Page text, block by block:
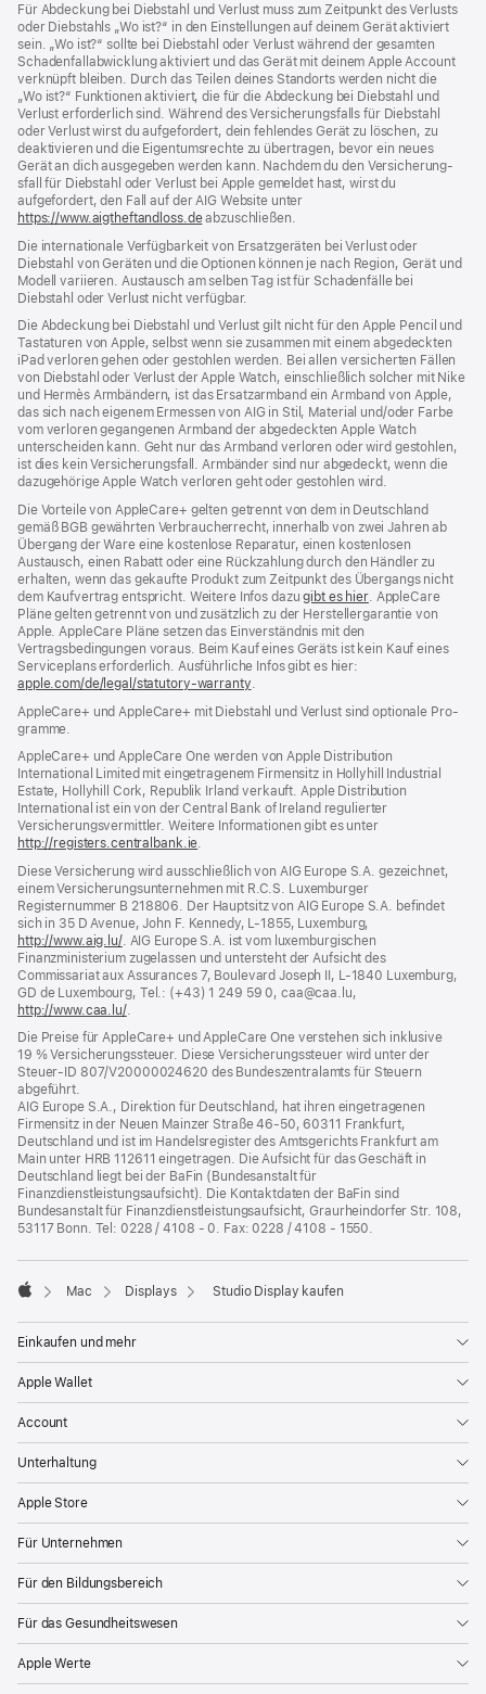
Für Abdeckung bei Diebstahl und Verlust muss zum Zeit­punkt des Verlusts
oder Dieb­stahls „Wo ist?“ in den Einstellungen auf deinem Gerät aktiviert
sein. „Wo ist?“ sollte bei Diebstahl oder Verlust während der gesamten
Schadenfallabwicklung aktiviert und das Gerät mit deinem Apple Account
verknüpft bleiben. Durch das Teilen deines Standorts werden nicht die
„Wo ist?“ Funktionen aktiviert, die für die Abdeckung bei Diebstahl und
Verlust erforderlich sind. Während des Versicherungs­falls für Diebstahl
oder Verlust wirst du aufgefordert, dein fehlendes Gerät zu löschen, zu
deaktivieren und die Eigentums­rechte zu übertragen, bevor ein neues
Gerät an dich ausgegeben werden kann. Nachdem du den Versicherung­
sfall für Diebstahl oder Verlust bei Apple gemeldet hast, wirst du
aufgefordert, den Fall auf der AIG Website unter
https://www.aigtheftandloss.de(Öffnet
neues
Fenster)
abzuschließen.
Die internationale Verfügbarkeit von Ersatzgeräten bei Verlust oder
Diebstahl von Geräten und die Optionen können je nach Region, Gerät und
Modell variieren. Austausch am selben Tag ist für Schadenfälle bei
Diebstahl oder Verlust nicht verfügbar.
Die Abdeckung bei Diebstahl und Verlust gilt nicht für den Apple Pencil und
Tastaturen von Apple, selbst wenn sie zusammen mit einem abgedeckten
iPad verloren gehen oder gestohlen werden. Bei allen versicherten Fällen
von Diebstahl oder Verlust der Apple Watch, einschließlich solcher mit Nike
und Hermès Armbändern, ist das Ersatzarmband ein Armband von Apple,
das sich nach eigenem Ermessen von AIG in Stil, Material und/oder Farbe
vom verloren gegangenen Armband der abgedeckten Apple Watch
unterscheiden kann. Geht nur das Armband verloren oder wird gestohlen,
ist dies kein Versicherungsfall. Armbänder sind nur abgedeckt, wenn die
dazugehörige Apple Watch verloren geht oder gestohlen wird.
Die Vorteile von AppleCare+ gelten getrennt von dem in Deutschland
gemäß BGB gewährten Verbraucher­recht, inner­halb von zwei Jahren ab
Übergang der Ware eine kosten­lose Reparatur, einen kosten­losen
Austausch, einen Rabatt oder eine Rück­zahlung durch den Händler zu
erhalten, wenn das gekaufte Produkt zum Zeit­punkt des Übergangs nicht
dem Kauf­vertrag ent­spricht. Weitere Infos dazugibt es hier(Öffnet
ein
Fenster)
. AppleCare
Pläne gelten getrennt von und zu­sätz­lich zu der Hersteller­garantie von
Apple. AppleCare Pläne setzen das Einverständnis mit den
Vertragsbedingungen voraus. Beim Kauf eines Geräts ist kein Kauf eines
Serviceplans erfor­der­lich. Ausführliche Infos gibt es hier:
apple.com/de/legal/statutory-warranty(Öffnet
neues
.
AppleCare+ und AppleCare+ mit Dieb­stahl und Verlust sind optionale Pro­
gramme.
AppleCare+ und AppleCare One werden von Apple Distribution
International Limited mit eingetragenem Firmensitz in Hollyhill Industrial
Estate, Hollyhill Cork, Republik Irland verkauft. Apple Distribution
International ist ein von der Central Bank of Ireland regulierter
Versicherungsvermittler. Weitere Informationen gibt es unter
http://registers.centralbank.ie(Öffnet
neues
Fenster)
.
Diese Versicherung wird ausschließlich von AIG Europe S.A. gezeichnet,
einem Versicherungsunternehmen mit R.C.S. Luxemburger
Registernummer B 218806. Der Hauptsitz von AIG Europe S.A. befindet
sich in 35 D Avenue, John F. Kennedy, L‑1855, Luxemburg,
http://www.aig.lu/(Öffnet
ein
neues
Fenster)
. AIG Europe S.A. ist vom luxemburgischen
Finanzministerium zugelassen und untersteht der Aufsicht des
Commissariat aux Assurances 7, Boulevard Joseph II, L‑1840 Luxemburg,
GD de Luxembourg, Tel.: (+43) 1 249 59 0, caa@caa.lu,
http://www.caa.lu/(Öffnet
neues
Fenster)
.
Die Preise für AppleCare+ und AppleCare One verstehen sich inklusive
19 % Versicherungssteuer. Diese Versicherungssteuer wird unter der
Steuer‑ID 807/V20000024620 des Bundeszentralamts für Steuern
abgeführt.
AIG Europe S.A., Direktion für Deutschland, hat ihren eingetragenen
Firmensitz in der Neuen Mainzer Straße 46‑50, 60311 Frankfurt,
Deutschland und ist im Handelsregister des Amtsgerichts Frankfurt am
Main unter HRB 112611 eingetragen. Die Aufsicht für das Geschäft in
Deutschland liegt bei der BaFin (Bundesanstalt für
Finanzdienstleistungsaufsicht). Die Kontaktdaten der BaFin sind
Bundesanstalt für Finanzdienstleistungsaufsicht, Graurheindorfer Str. 108,
53117 Bonn. Tel: 0228 / 4108 - 0. Fax: 0228 / 4108 - 1550.
Mac Displays Studio Display kaufen
Einkaufen und mehr
Apple Wallet
Account
Unterhaltung
Apple Store
Für Unternehmen
Für den Bildungsbereich
Für das Gesundheitswesen
Apple Werte